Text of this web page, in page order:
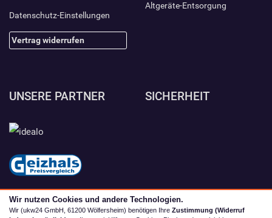
Datenschutz-Einstellungen
Vertrag widerrufen
Altgeräte-Entsorgung
UNSERE PARTNER SICHERHEIT
Wir nutzen Cookies und andere Technologien.
Wir (ukw24 GmbH, 61200 Wölfersheim) benötigen Ihre Zustimmung (Widerruf